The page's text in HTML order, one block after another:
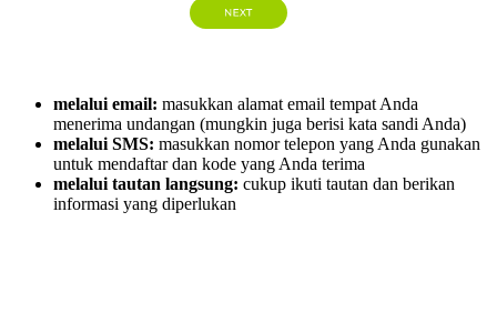
melalui email: masukkan alamat email tempat Anda
menerima undangan (mungkin juga berisi kata sandi Anda)
melalui SMS: masukkan nomor telepon yang Anda gunakan
untuk mendaftar dan kode yang Anda terima
melalui tautan langsung: cukup ikuti tautan dan berikan
informasi yang diperlukan